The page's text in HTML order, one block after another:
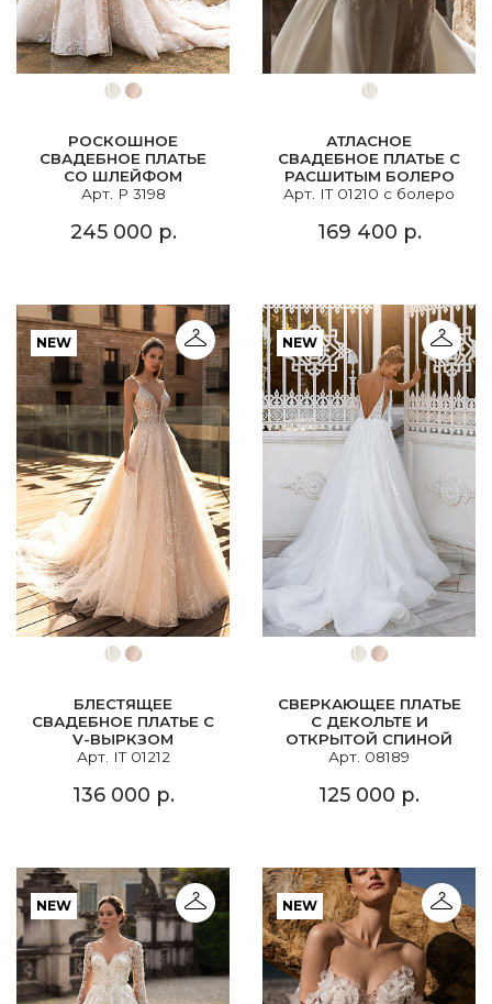
РОСКОШНОЕ
СВАДЕБНОЕ ПЛАТЬЕ
СО ШЛЕЙФОМ
Арт. P 3198
245 000 р.
АТЛАСНОЕ
СВАДЕБНОЕ ПЛАТЬЕ С
РАСШИТЫМ БОЛЕРО
Арт. IT 01210 с болеро
169 400 р.
NEW
БЛЕСТЯЩЕЕ
СВАДЕБНОЕ ПЛАТЬЕ С
V-ВЫРКЗОМ
Арт. IT 01212
136 000 р.
NEW
СВЕРКАЮЩЕЕ ПЛАТЬЕ
С ДЕКОЛЬТЕ И
ОТКРЫТОЙ СПИНОЙ
Арт. 08189
125 000 р.
NEW NEW